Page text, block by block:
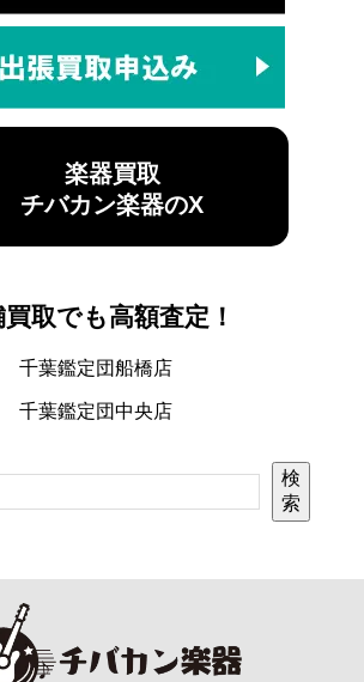
楽器買取
チバカン楽器のX
買取でも高額査定！
千葉鑑定団船橋店
千葉鑑定団中央店
検
索